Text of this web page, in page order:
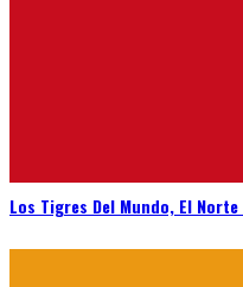
Los Tigres Del Mundo, El